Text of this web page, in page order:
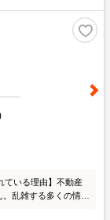
ている理由】不動産
乱雑する多くの情報